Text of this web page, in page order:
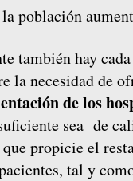
población
también hay
la necesidad de
de los
sea de
propicie el
tal y